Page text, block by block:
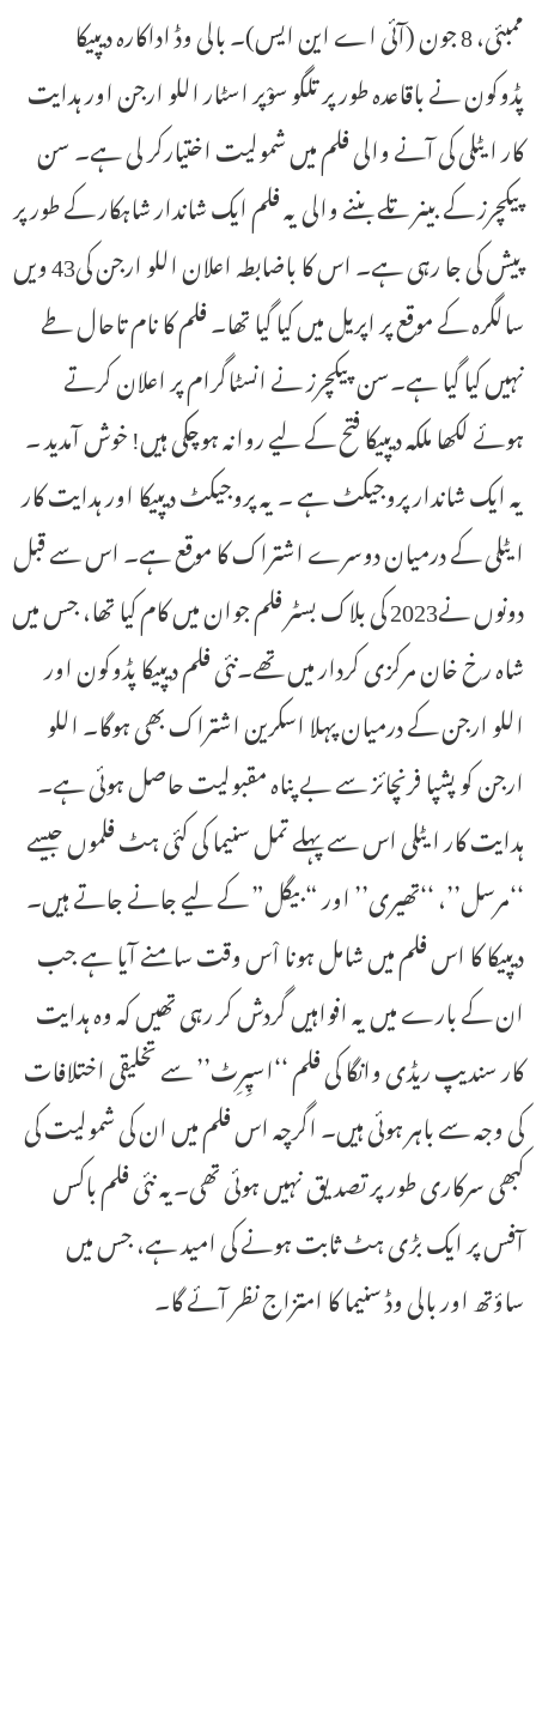
ممبئی، 8 جون (آئی اے این ایس)۔ بالی وڈ اداکارہ دیپیکا
پڈوکون نے باقاعدہ طور پر تلگو سوْپر اسٹار اللو ارجن اور ہدایت
کار ایٹلی کی آنے والی فلم میں شمولیت اختیارکر لی ہے۔ سن
پیکچرز کے بینر تلے بننے والی یہ فلم ایک شاندار شاہکار کے طور پر
پیش کی جا رہی ہے۔ اس کا باضابطہ اعلان اللو ارجن کی43 ویں
سالگرہ کے موقع پر اپریل میں کیا گیا تھا۔ فلم کا نام تاحال طے
نہیں کیا گیا ہے۔سن پیکچرز نے انسٹاگرام پر اعلان کرتے
ہوئے لکھا ملکہ دیپیکا فتح کے لیے روانہ ہوچکی ہیں! خوش آمدید ۔
یہ ایک شاندار پروجیکٹ ہے ۔ یہ پروجیکٹ دیپیکا اور ہدایت کار
ایٹلی کے درمیان دوسرے اشتراک کا موقع ہے۔ اس سے قبل
دونوں نے2023 کی بلاک بسٹر فلم جوان میں کام کیا تھا، جس میں
شاہ رخ خان مرکزی کردار میں تھے۔نئی فلم دیپیکا پڈوکون اور
اللو ارجن کے درمیان پہلا اسکرین اشتراک بھی ہوگا۔ اللو
ارجن کو پشپا فرنچائز سے بے پناہ مقبولیت حاصل ہوئی ہے۔
ہدایت کار ایٹلی اس سے پہلے تمل سنیما کی کئی ہٹ فلموں جیسے
‘‘مرسل’’، ‘‘تھیری’’ اور “بیگل” کے لیے جانے جاتے ہیں۔
دیپیکا کا اس فلم میں شامل ہونا اْس وقت سامنے آیا ہے جب
ان کے بارے میں یہ افواہیں گردش کر رہی تھیں کہ وہ ہدایت
کار سندیپ ریڈی وانگا کی فلم ‘‘اسپِرِٹ’’ سے تخلیقی اختلافات
کی وجہ سے باہر ہوئی ہیں۔ اگرچہ اس فلم میں ان کی شمولیت کی
کبھی سرکاری طور پر تصدیق نہیں ہوئی تھی۔یہ نئی فلم باکس
آفس پر ایک بڑی ہٹ ثابت ہونے کی امید ہے، جس میں
ساؤتھ اور بالی وڈ سنیما کا امتزاج نظر آئے گا۔